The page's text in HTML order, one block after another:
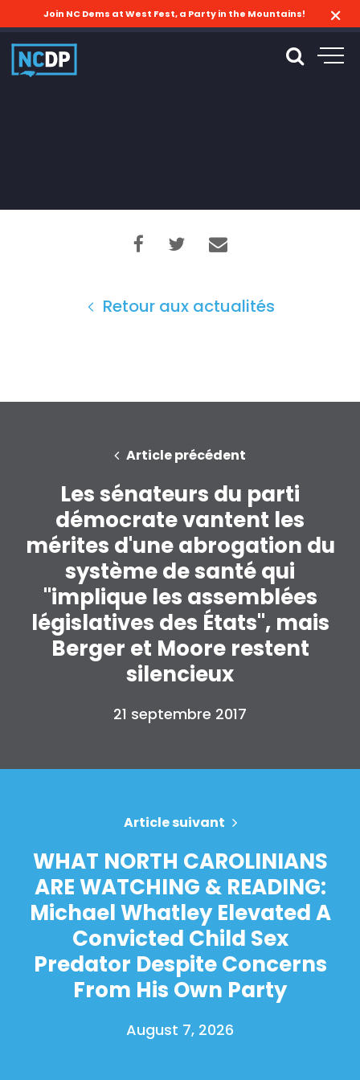
Join NC Dems at West Fest, a Party in the Mountains!
Retour aux actualités
Article précédent
Les sénateurs du parti
démocrate vantent les
mérites d'une abrogation du
système de santé qui
"implique les assemblées
législatives des États", mais
Berger et Moore restent
silencieux
21 septembre 2017
Article suivant
WHAT NORTH CAROLINIANS
ARE WATCHING & READING:
Michael Whatley Elevated A
Convicted Child Sex
Predator Despite Concerns
From His Own Party
August 7, 2026